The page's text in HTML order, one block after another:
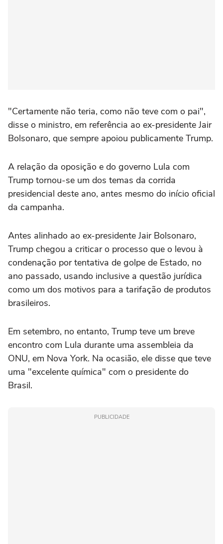
"Certamente não teria, como não teve com o pai",
‌disse o ministro, em referência ao ex-presidente Jair
Bolsonaro, que sempre apoiou publicamente Trump.
A relação da oposição e do governo Lula com
Trump ⁠tornou-se um dos temas da corrida
presidencial deste ano, antes mesmo do início oficial
da campanha.
Antes alinhado ao ex-presidente Jair Bolsonaro,
Trump chegou a criticar o processo que o levou à
condenação por tentativa de golpe de Estado, no
ano passado, usando inclusive a questão jurídica
como um dos motivos para a tarifação de produtos
brasileiros.
Em setembro, no entanto, Trump teve um breve
encontro com Lula durante uma assembleia da
ONU, em Nova York. Na ocasião, ele disse que teve
uma "excelente química" com o presidente do
Brasil.
PUBLICIDADE